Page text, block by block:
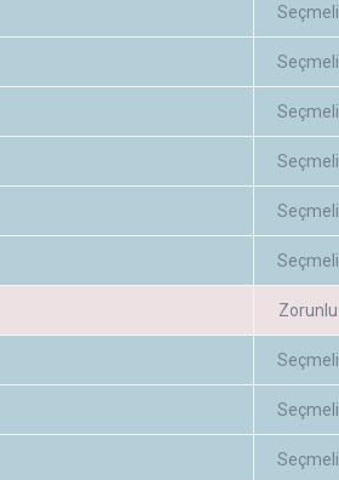
Seçmeli
Seçmeli
Seçmeli
Seçmeli
Seçmeli
Seçmeli
Zorunlu
Seçmeli
Seçmeli
Seçmeli